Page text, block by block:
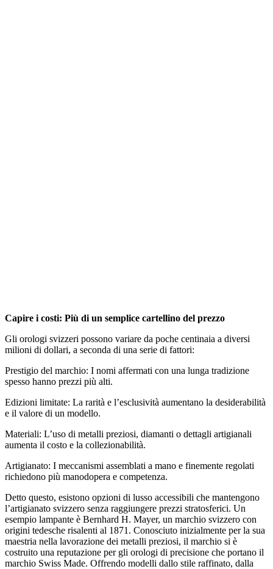
Capire i costi: Più di un semplice cartellino del prezzo
Gli orologi svizzeri possono variare da poche centinaia a diversi
milioni di dollari, a seconda di una serie di fattori:
Prestigio del marchio: I nomi affermati con una lunga tradizione
spesso hanno prezzi più alti.
Edizioni limitate: La rarità e l’esclusività aumentano la desiderabilità
e il valore di un modello.
Materiali: L’uso di metalli preziosi, diamanti o dettagli artigianali
aumenta il costo e la collezionabilità.
Artigianato: I meccanismi assemblati a mano e finemente regolati
richiedono più manodopera e competenza.
Detto questo, esistono opzioni di lusso accessibili che mantengono
l’artigianato svizzero senza raggiungere prezzi stratosferici. Un
esempio lampante è Bernhard H. Mayer, un marchio svizzero con
origini tedesche risalenti al 1871. Conosciuto inizialmente per la sua
maestria nella lavorazione dei metalli preziosi, il marchio si è
costruito una reputazione per gli orologi di precisione che portano il
marchio Swiss Made. Offrendo modelli dallo stile raffinato, dalla